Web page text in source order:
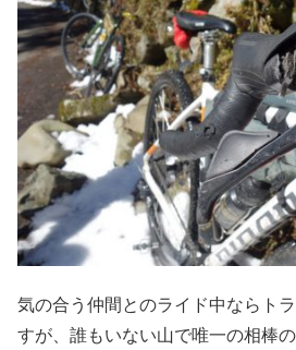
気の合う仲間とのライド中ならト
すが、誰もいない山で唯一の相棒